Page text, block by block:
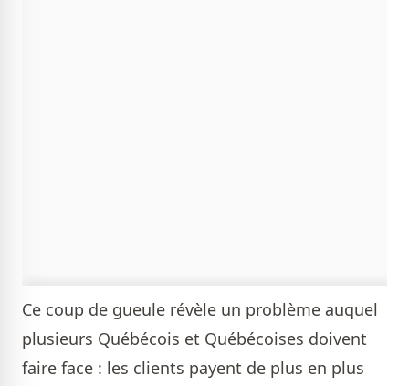
Ce coup de gueule révèle un problème auquel
plusieurs Québécois et Québécoises doivent
faire face : les clients payent de plus en plus